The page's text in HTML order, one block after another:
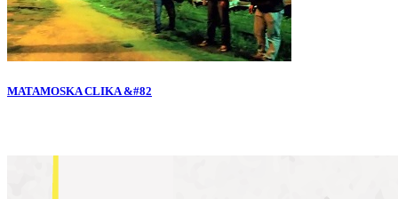
MATAMOSKA CLIKA &#82